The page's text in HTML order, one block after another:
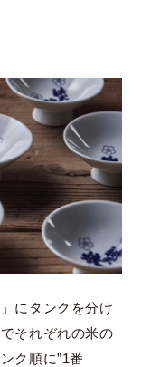
にタンクを分け
それぞれの米の
ク順に”1番